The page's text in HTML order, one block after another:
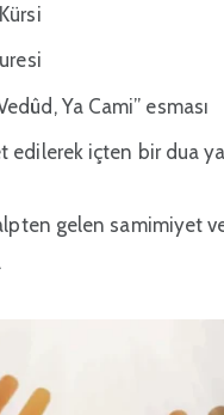
Ya Cami” esması
edilerek içten bir dua
gelen samimiyet